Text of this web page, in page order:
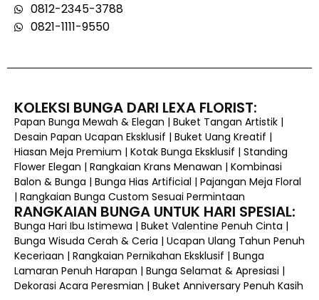
0812-2345-3788
0821-1111-9550
KOLEKSI BUNGA DARI LEXA FLORIST:
Papan Bunga Mewah & Elegan | Buket Tangan Artistik |
Desain Papan Ucapan Eksklusif | Buket Uang Kreatif |
Hiasan Meja Premium | Kotak Bunga Eksklusif | Standing
Flower Elegan | Rangkaian Krans Menawan | Kombinasi
Balon & Bunga | Bunga Hias Artificial | Pajangan Meja Floral
| Rangkaian Bunga Custom Sesuai Permintaan
RANGKAIAN BUNGA UNTUK HARI SPESIAL:
Bunga Hari Ibu Istimewa | Buket Valentine Penuh Cinta |
Bunga Wisuda Cerah & Ceria | Ucapan Ulang Tahun Penuh
Keceriaan | Rangkaian Pernikahan Eksklusif | Bunga
Lamaran Penuh Harapan | Bunga Selamat & Apresiasi |
Dekorasi Acara Peresmian | Buket Anniversary Penuh Kasih